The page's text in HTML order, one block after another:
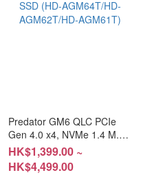
Predator GM6 QLC PCIe
Gen 4.0 x4, NVMe 1.4 M.2
SSD (HD-AGM64T/HD-
AGM62T/HD-AGM61T)
HK$1,399.00 ~
HK$4,499.00